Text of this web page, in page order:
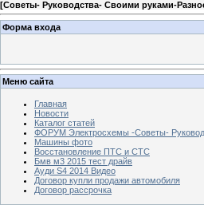
[Советы- Руководства- Своими руками-
Форма входа
Меню сайта
Главная
Новости
Каталог статей
ФОРУМ Электросхемы -Советы-
Машины фото
Восстановление ПТС и СТС
Бмв м3 2015 тест драйв
Ауди S4 2014 Видео
Договор купли продажи автомобиля
Договор рассрочка